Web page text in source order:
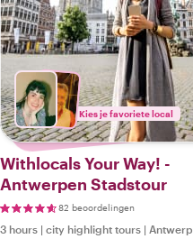
Kies je favoriete local
Withlocals Your Way! -
Antwerpen Stadstour
82 beoordelingen
3 hours | city highlight tours | Antwerp